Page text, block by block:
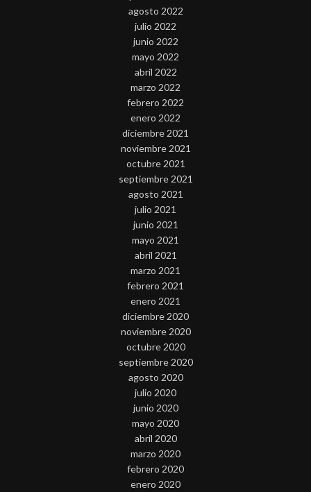
agosto 2022
julio 2022
junio 2022
mayo 2022
abril 2022
marzo 2022
febrero 2022
enero 2022
diciembre 2021
noviembre 2021
octubre 2021
septiembre 2021
agosto 2021
julio 2021
junio 2021
mayo 2021
abril 2021
marzo 2021
febrero 2021
enero 2021
diciembre 2020
noviembre 2020
octubre 2020
septiembre 2020
agosto 2020
julio 2020
junio 2020
mayo 2020
abril 2020
marzo 2020
febrero 2020
enero 2020